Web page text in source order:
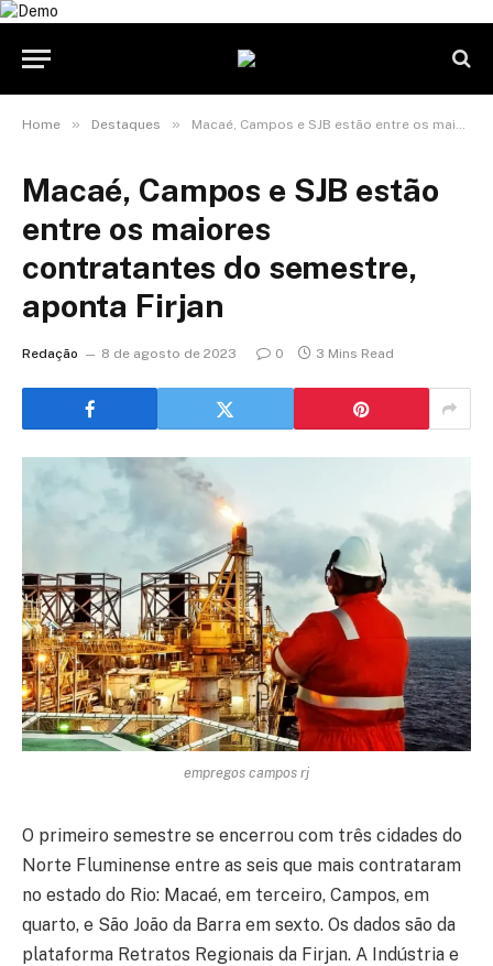
Home » Destaques » Macaé, Campos e SJB estão entre os maiores contratantes do semestre, aponta Firjan
Macaé, Campos e SJB estão
entre os maiores
contratantes do semestre,
aponta Firjan
Redação 8 de agosto de 2023 0 3 Mins Read
empregos campos rj
O primeiro semestre se encerrou com três cidades do
Norte Fluminense entre as seis que mais contrataram
no estado do Rio: Macaé, em terceiro, Campos, em
quarto, e São João da Barra em sexto. Os dados são da
plataforma Retratos Regionais da Firjan. A Indústria e